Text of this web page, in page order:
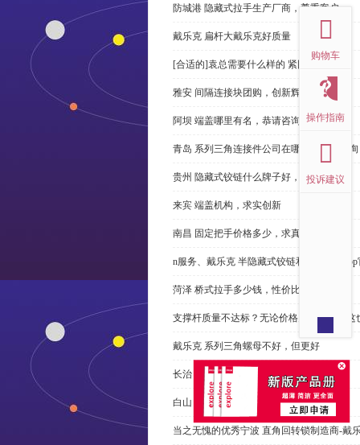
防城港 隐藏式拉手生产厂商，尊重客户
戴乐克 扁杆大戴乐克好质量
[合适的]袁总需要什么样的 紧固件？
雅安 间隔连接块团购，创新辉煌
阿坝 端盖哪里有名，恭请咨询
青岛 系列三角连接件公司在哪里，免费咨询
贵州 隐藏式铰链什么牌子好，恭请来电
来宾 端盖机构，求实创新
南昌 固定把手价格多少，求真务实
n服务、戴乐克 半隐藏式铰链和米乐体育
菏泽 桥式拉手多少钱，性价比高
支撑杆质量不达标？无论价格多么便宜，这
戴乐克 系列三角螺母不好，但更好
长治 外露式铰链、戴乐克和承诺戴乐克
白山 工具锁芯价格多少，科普
当之无愧的优秀宁波 直角回转锁制造商-戴
购物车
操作指南
投诉建议